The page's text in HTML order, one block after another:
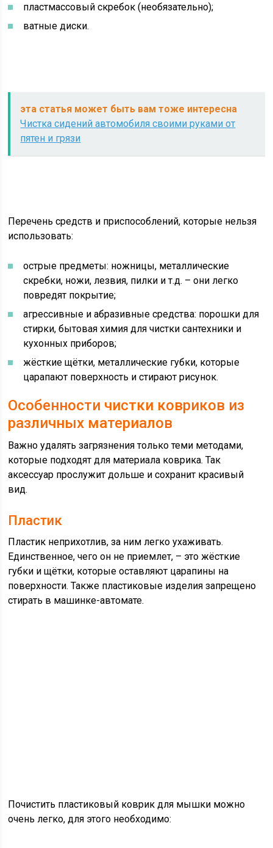
пластмассовый скребок (необязательно);
ватные диски.
эта статья может быть вам тоже интересна
Чистка сидений автомобиля своими руками от
пятен и грязи
Перечень средств и приспособлений, которые нельзя
использовать:
острые предметы: ножницы, металлические
скребки, ножи, лезвия, пилки и т.д. – они легко
повредят покрытие;
агрессивные и абразивные средства: порошки для
стирки, бытовая химия для чистки сантехники и
кухонных приборов;
жёсткие щётки, металлические губки, которые
царапают поверхность и стирают рисунок.
Особенности чистки ковриков из
различных материалов
Важно удалять загрязнения только теми методами,
которые подходят для материала коврика. Так
аксессуар прослужит дольше и сохранит красивый
вид.
Пластик
Пластик неприхотлив, за ним легко ухаживать.
Единственное, чего он не приемлет, – это жёсткие
губки и щётки, которые оставляют царапины на
поверхности. Также пластиковые изделия запрещено
стирать в машинке-автомате.
Почистить пластиковый коврик для мышки можно
очень легко, для этого необходимо: